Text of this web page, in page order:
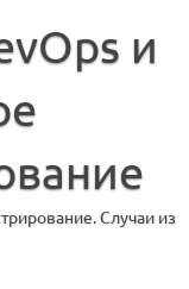
и
Случаи из